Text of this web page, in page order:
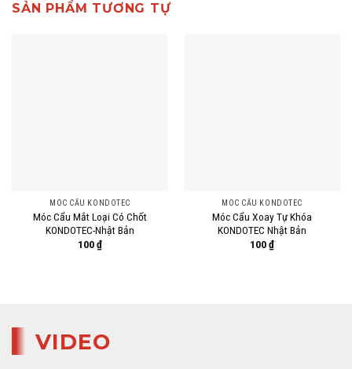
SẢN PHẨM TƯƠNG TỰ
MÓC CẨU KONDOTEC
Móc Cẩu Mắt Loại Có Chốt
KONDOTEC-Nhật Bản
100₫
MÓC CẨU KONDOTEC
Móc Cẩu Xoay Tự Khóa
KONDOTEC Nhật Bản
100₫
VIDEO